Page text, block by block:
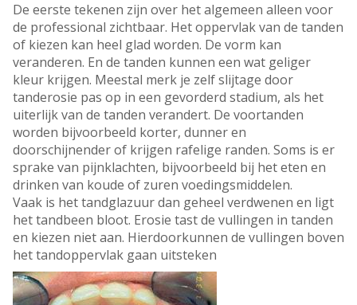
De eerste tekenen zijn over het algemeen alleen voor
de professional zichtbaar. Het oppervlak van de tanden
of kiezen kan heel glad worden. De vorm kan
veranderen. En de tanden kunnen een wat geliger
kleur krijgen. Meestal merk je zelf slijtage door
tanderosie pas op in een gevorderd stadium, als het
uiterlijk van de tanden verandert. De voortanden
worden bijvoorbeeld korter, dunner en
doorschijnender of krijgen rafelige randen. Soms is er
sprake van pijnklachten, bijvoorbeeld bij het eten en
drinken van koude of zuren voedingsmiddelen.
Vaak is het tandglazuur dan geheel verdwenen en ligt
het tandbeen bloot. Erosie tast de vullingen in tanden
en kiezen niet aan. Hierdoorkunnen de vullingen boven
het tandoppervlak gaan uitsteken